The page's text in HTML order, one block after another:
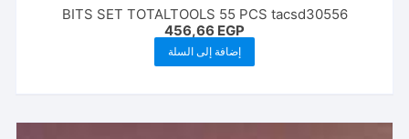
BITS SET TOTALTOOLS 55 PCS tacsd30556
456,66 EGP
إضافة إلى السلة